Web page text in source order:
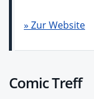
» Zur Website
Comic Treff